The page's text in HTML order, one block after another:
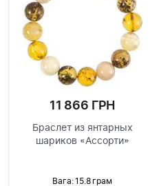
11 866 ГРН
Браслет из янтарных
шариков «Ассорти»
Вага: 15.8 грам